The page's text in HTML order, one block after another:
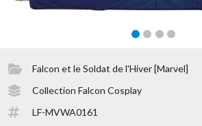
Falcon et le Soldat de l'Hiver [Marvel]
Collection Falcon Cosplay
LF-MVWA0161